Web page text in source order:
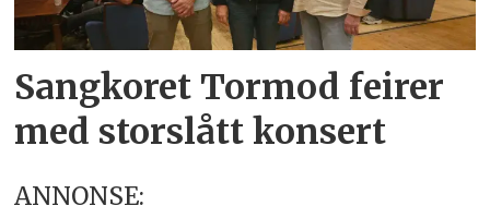
Sangkoret Tormod feirer
med storslått konsert
ANNONSE: